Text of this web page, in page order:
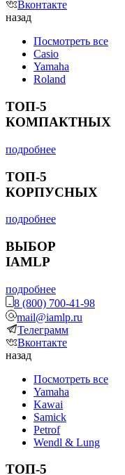
Вконтакте
назад
Посмотреть все
Casio
Yamaha
Roland
ТОП-5
КОМПАКТНЫХ
подробнее
ТОП-5
КОРПУСНЫХ
подробнее
ВЫБОР
IAMLP
подробнее
8 (800) 700-41-98
mail@iamlp.ru
Телеграмм
Вконтакте
назад
Посмотреть все
Yamaha
Kawai
Samick
Petrof
Wendl & Lung
ТОП-5